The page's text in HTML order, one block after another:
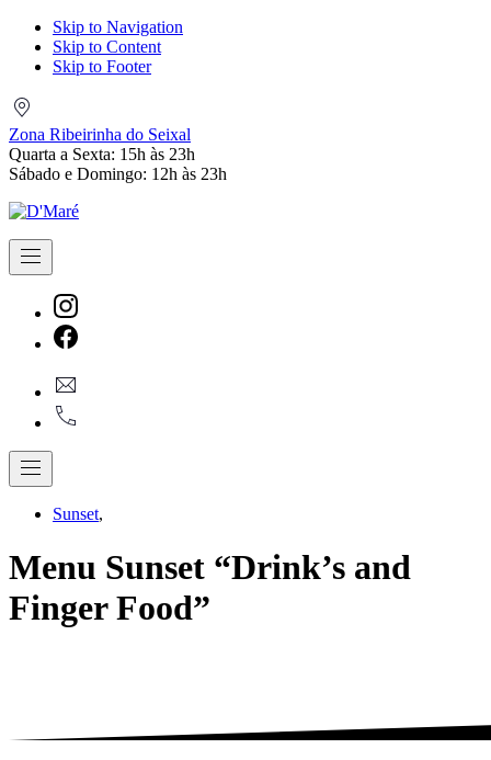
Skip to Navigation
Skip to Content
Skip to Footer
do
Seixal
Zona Ribeirinha do Seixal
Quarta a Sexta: 15h às 23h
Sábado e Domingo: 12h às 23h
Navigation
New
Window
Window
Navigation
Sunset,
Menu Sunset “Drink’s and
Finger Food”